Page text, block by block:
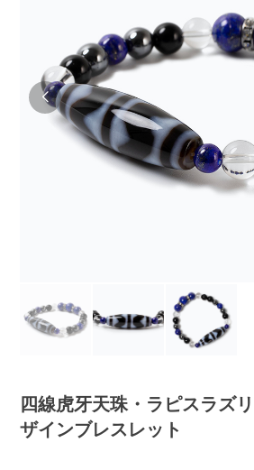
四線虎牙天珠・ラピスラズ
ザインブレスレット